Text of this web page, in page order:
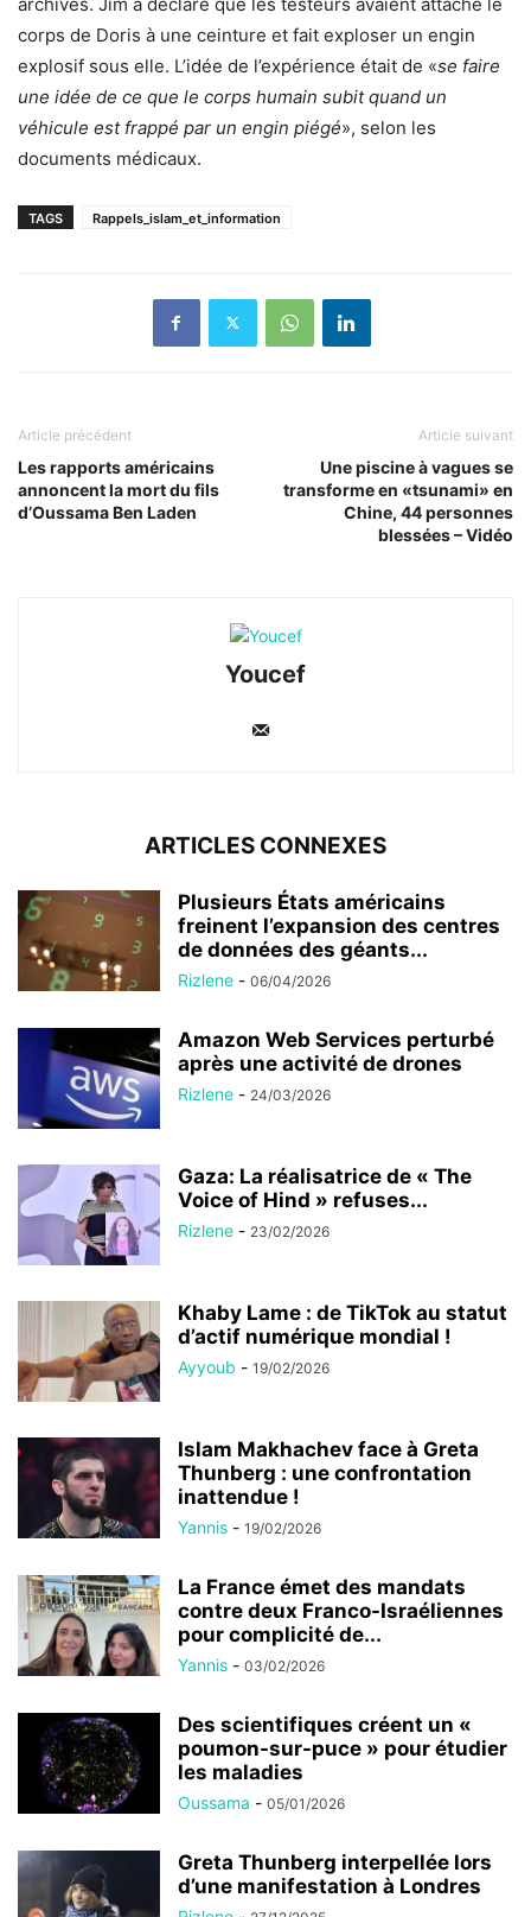
corps de Doris à une ceinture et fait exploser un engin
explosif sous elle. L’idée de l’expérience était de «se faire
une idée de ce que le corps humain subit quand un
véhicule est frappé par un engin piégé», selon les
documents médicaux.
TAGS Rappels_islam_et_information
Article précédent
Les rapports américains
annoncent la mort du fils
d’Oussama Ben Laden
Article suivant
Une piscine à vagues se
transforme en «tsunami» en
Chine, 44 personnes
blessées – Vidéo
Youcef
ARTICLES CONNEXES
Plusieurs États américains
freinent l’expansion des centres
de données des géants...
Rizlene - 06/04/2026
Amazon Web Services perturbé
après une activité de drones
Rizlene - 24/03/2026
Gaza: La réalisatrice de « The
Voice of Hind » refuses...
Rizlene - 23/02/2026
Khaby Lame : de TikTok au statut
d’actif numérique mondial !
Ayyoub - 19/02/2026
Islam Makhachev face à Greta
Thunberg : une confrontation
inattendue !
Yannis - 19/02/2026
La France émet des mandats
contre deux Franco-Israéliennes
pour complicité de...
Yannis - 03/02/2026
Des scientifiques créent un «
poumon-sur-puce » pour étudier
les maladies
Oussama - 05/01/2026
Greta Thunberg interpellée lors
d’une manifestation à Londres